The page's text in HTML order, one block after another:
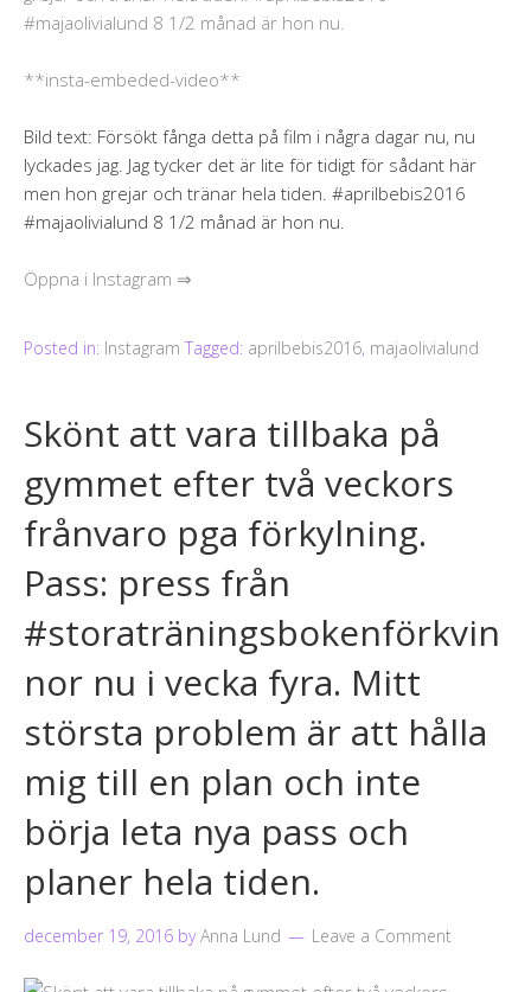
**insta-embeded-video**
Bild text: Försökt fånga detta på film i några dagar nu, nu
lyckades jag. Jag tycker det är lite för tidigt för sådant här
men hon grejar och tränar hela tiden. #aprilbebis2016
#majaolivialund 8 1/2 månad är hon nu.
Öppna i Instagram ⇒
Posted in: Instagram Tagged: aprilbebis2016, majaolivialund
Skönt att vara tillbaka på
gymmet efter två veckors
frånvaro pga förkylning.
Pass: press från
#storaträningsbokenförkvin
nor nu i vecka fyra. Mitt
största problem är att hålla
mig till en plan och inte
börja leta nya pass och
planer hela tiden.
december 19, 2016 byAnna Lund Leave a Comment